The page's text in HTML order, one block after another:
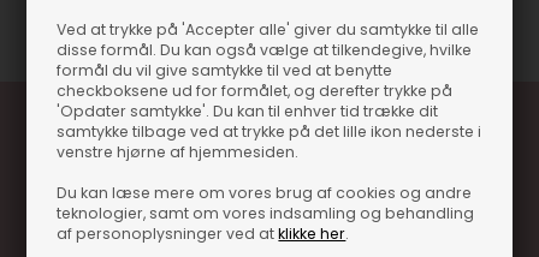
Ved at trykke på 'Accepter alle' giver du samtykke til alle
disse formål. Du kan også vælge at tilkendegive, hvilke
formål du vil give samtykke til ved at benytte
checkboksene ud for formålet, og derefter trykke på
'Opdater samtykke'. Du kan til enhver tid trække dit
samtykke tilbage ved at trykke på det lille ikon nederste i
venstre hjørne af hjemmesiden.
Du kan læse mere om vores brug af cookies og andre
teknologier, samt om vores indsamling og behandling
af personoplysninger ved atklikke her.